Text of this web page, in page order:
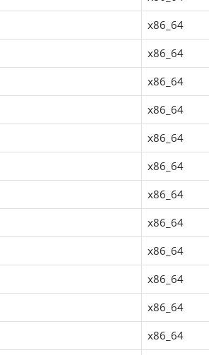
x86_64
x86_64
x86_64
x86_64
x86_64
x86_64
x86_64
x86_64
x86_64
x86_64
x86_64
x86_64